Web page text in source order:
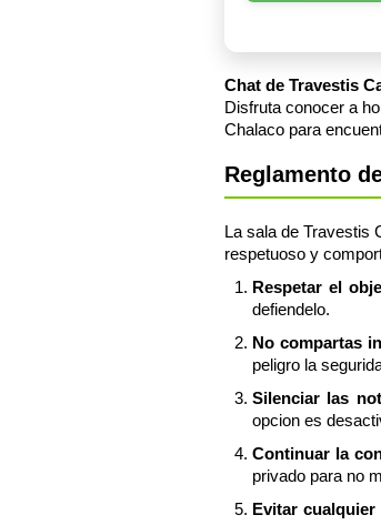
Chat de Travestis
Disfruta conocer a
Chalaco para
Reglamento
La sala de Travestis
respetuoso y
Respetar el
defiendelo.
No compartas
peligro la
Silenciar las
opcion es
Continuar la
privado para no
Evitar